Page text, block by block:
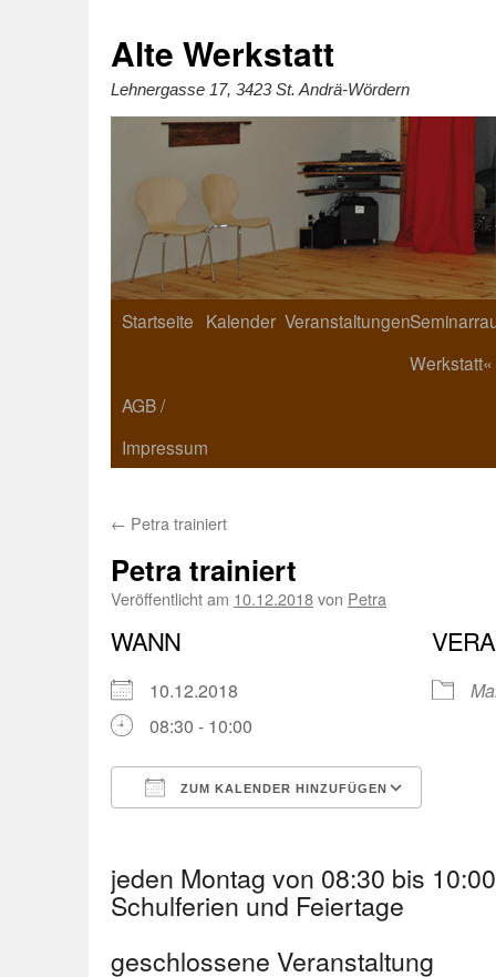
Alte Werkstatt
Lehnergasse 17, 3423 St. Andrä-Wördern
Startseite Kalender Veranstaltungen
Werkstatt«
AGB /
Impressum
← Petra trainiert
Petra trainiert
Veröffentlicht am 10.12.2018von Petra
WANN
10.12.2018
08:30 - 10:00
ZUM KALENDER HINZUFÜGEN
jeden Montag von 08:30 bis
Schulferien und Feiertage
geschlossene Veranstaltung